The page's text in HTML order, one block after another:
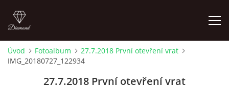
LETNÍ KINO NA HRADĚ 2022
Úvod Fotoalbum
27.7.2018 První otevření vrat
IMG_20180727_122934
27.7.2018 První otevření vrat